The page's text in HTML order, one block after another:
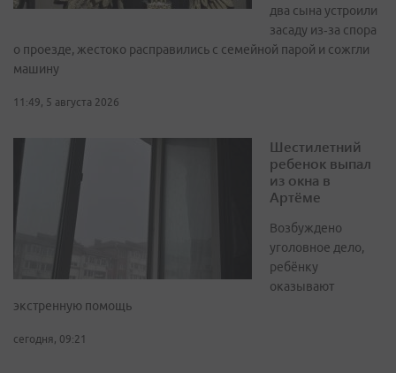
два сына устроили
засаду из‑за спора
о проезде, жестоко расправились с семейной парой и сожгли
машину
11:49, 5 августа 2026
Шестилетний
ребенок выпал
из окна в
Артёме
Возбуждено
уголовное дело,
ребёнку
оказывают
экстренную помощь
сегодня, 09:21